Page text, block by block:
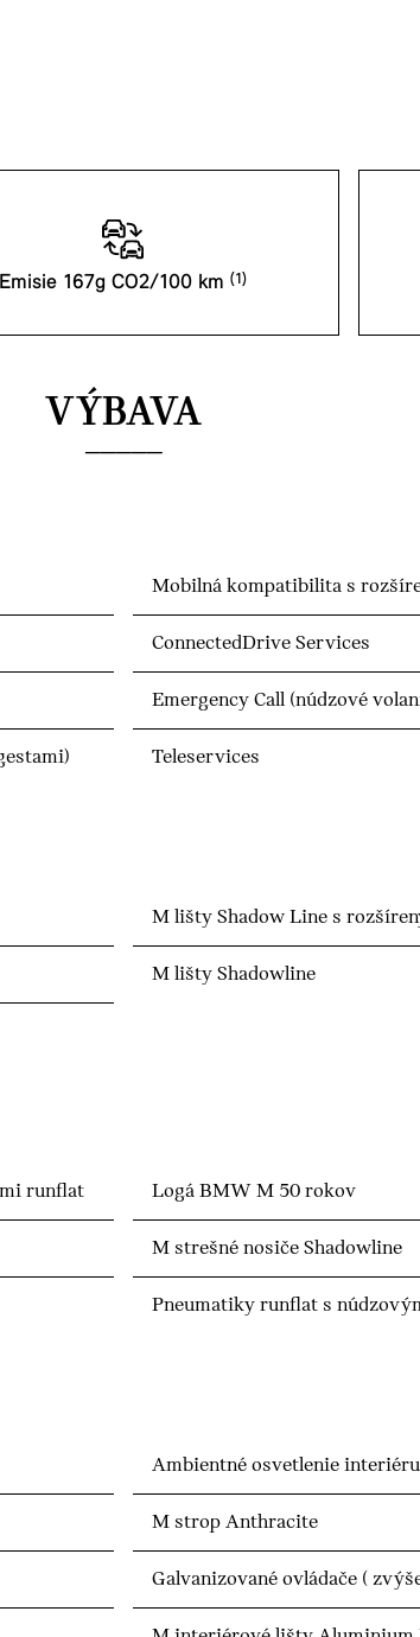
Emisie 167g CO2/100 km
VÝBAVA
Mobilná kompatibilita s
ConnectedDrive Services
Emergency Call (núdzové
Teleservices
M lišty Shadow Line s
M lišty Shadowline
runflat Logá BMW M 50 rokov
M strešné nosiče Shadowline
Pneumatiky runflat s
Ambientné osvetlenie interiéru
M strop Anthracite
Galvanizované ovládače (